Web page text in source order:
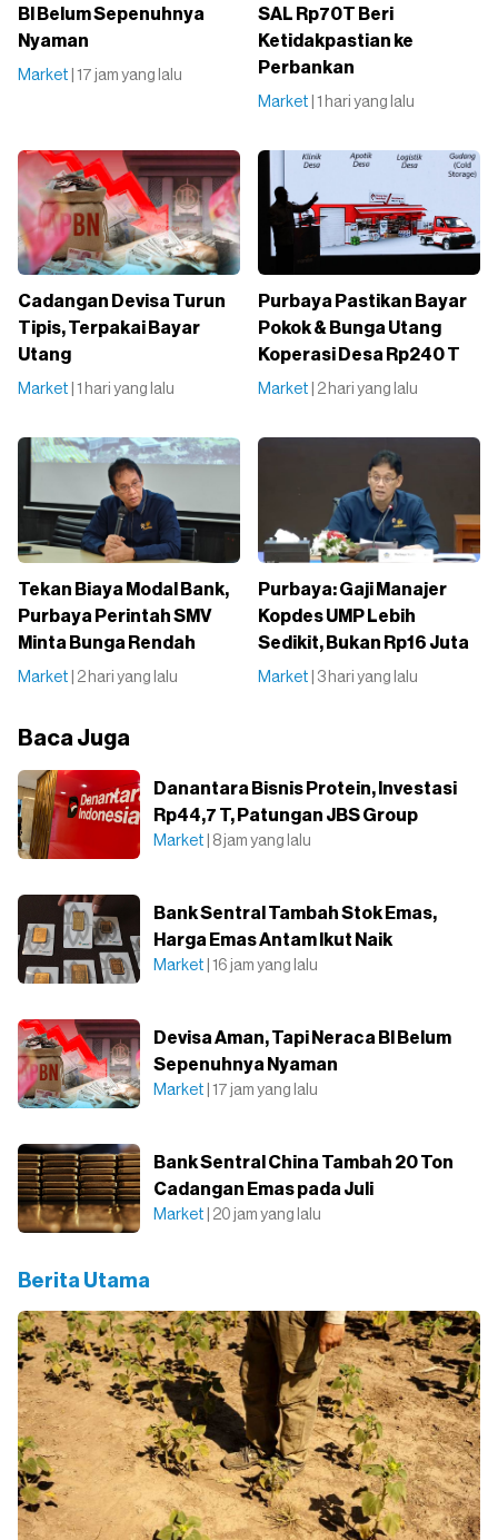
BI Belum Sepenuhnya
Nyaman
Market | 17 jam yang lalu
SAL Rp70T Beri
Ketidakpastian ke
Perbankan
Market | 1 hari yang lalu
Cadangan Devisa Turun
Tipis, Terpakai Bayar
Utang
Market | 1 hari yang lalu
Purbaya Pastikan Bayar
Pokok & Bunga Utang
Koperasi Desa Rp240 T
Market | 2 hari yang lalu
Tekan Biaya Modal Bank,
Purbaya Perintah SMV
Minta Bunga Rendah
Market | 2 hari yang lalu
Purbaya: Gaji Manajer
Kopdes UMP Lebih
Sedikit, Bukan Rp16 Juta
Market | 3 hari yang lalu
Baca Juga
Danantara Bisnis Protein, Investasi
Rp44,7 T, Patungan JBS Group
Market | 8 jam yang lalu
Bank Sentral Tambah Stok Emas,
Harga Emas Antam Ikut Naik
Market | 16 jam yang lalu
Devisa Aman, Tapi Neraca BI Belum
Sepenuhnya Nyaman
Market | 17 jam yang lalu
Bank Sentral China Tambah 20 Ton
Cadangan Emas pada Juli
Market | 20 jam yang lalu
Berita Utama